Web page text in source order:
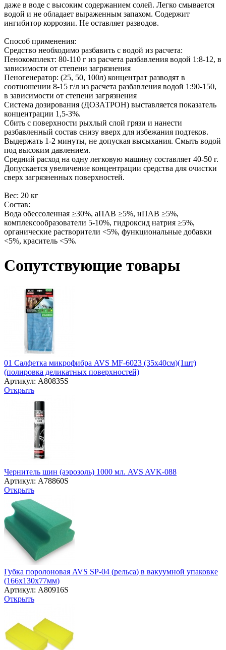
даже в воде с высоким содержанием солей. Легко смывается
водой и не обладает выраженным запахом. Содержит
ингибитор коррозии. Не оставляет разводов.
Способ применения:
Средство необходимо разбавить с водой из расчета:
Пенокомплект: 80-110 г из расчета разбавления водой 1:8-12, в
зависимости от степени загрязнения
Пеногенератор: (25, 50, 100л) концентрат разводят в
соотношении 8-15 г/л из расчета разбавления водой 1:90-150,
в зависимости от степени загрязнения
Система дозирования (ДОЗАТРОН) выставляется показатель
концентрации 1,5-3%.
Сбить с поверхности рыхлый слой грязи и нанести
разбавленный состав снизу вверх для избежания подтеков.
Выдержать 1-2 минуты, не допуская высыхания. Смыть водой
под высоким давлением.
Средний расход на одну легковую машину составляет 40-50 г.
Допускается увеличение концентрации средства для очистки
сверх загрязненных поверхностей.
Вес: 20 кг
Состав:
Вода обессоленная ≥30%, аПАВ ≥5%, нПАВ ≥5%,
комплексообразователи 5-10%, гидроксид натрия ≥5%,
органические растворители <5%, функциональные добавки
<5%, краситель <5%.
Сопутствующие товары
01 Салфетка микрофибра AVS MF-6023 (35х40см)(1шт)
(полировка деликатных поверхностей)
Артикул: A80835S
Открыть
Чернитель шин (аэрозоль) 1000 мл. AVS AVK-088
Артикул: A78860S
Открыть
Губка поролоновая AVS SP-04 (рельса) в вакуумной упаковке
(166х130x77мм)
Артикул: A80916S
Открыть